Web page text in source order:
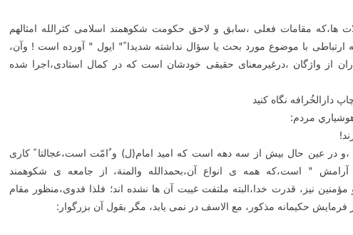
ها،که مقامات فعلی ،سابق و لاحق حکومت شکوهمند اسلامی کثرالله امثالهم
ارتباطی با موضوع مورد بحث یا سؤال نداشته شدیدا ً" ایول " آورده است ! وآن،
از واژگان ،درغیرمعنای حقیقی خودشان است که در کمال استادی،اجرا شده
دارالخُرافه نگاه کنید
هوشياري مردم:
!
در عین حال بیش از سه دهه است که امید امام(ل) و ُامّت است،عجالتا ً کاری
" است،که همه ی انواع آن،بحمدالله والمنة، از جامعه ی شکوهمند
نیز، قدرت خدا،البته ملتفت غیبت آن ها نشده اند؛ فلذا فدوی،منظور مقام
فرمایش حکیمانه مذکور، مع الاسف در نمی یابد، مگر بقول آن بزرگوار :